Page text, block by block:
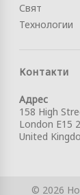
Свят
Технологии
Контакти
Адрес
158 High
London E15
United
© 2026